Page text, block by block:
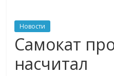
ритейле,
Новости
Самокат
насчитал